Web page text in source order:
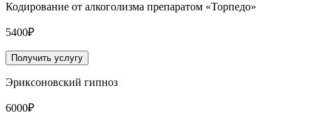
Кодирование от алкоголизма препаратом «Торпедо»
5400₽
Получить услугу
Эриксоновский гипноз
6000₽